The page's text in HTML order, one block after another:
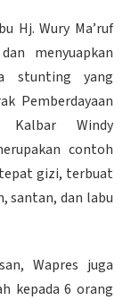
Hj. Wury Ma’ruf
menyuapkan
stunting yang
Pemberdayaan
Kalbar Windy
contoh
tepat gizi, terbuat
santan, dan labu
Wapres juga
kepada 6 orang